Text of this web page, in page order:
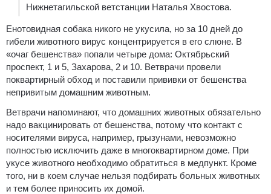
Нижнетагильской ветстанции Наталья Хвостова.
Енотовидная собака никого не укусила, но за 10 дней до
гибели животного вирус концентрируется в его слюне. В
«очаг бешенства» попали четыре дома: Октябрьский
проспект, 1 и 5, Захарова, 2 и 10. Ветврачи провели
поквартирный обход и поставили прививки от бешенства
непривитым домашним животным.
Ветврачи напоминают, что домашних животных обязательно
надо вакцинировать от бешенства, потому что контакт с
носителями вируса, например, грызунами, невозможно
полностью исключить даже в многоквартирном доме. При
укусе животного необходимо обратиться в медпункт. Кроме
того, ни в коем случае нельзя подбирать больных животных
и тем более приносить их домой.